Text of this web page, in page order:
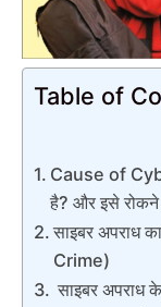
Table of
Cause of
है? और इसे रोकने
साइबर अपराध
Crime)
साइबर